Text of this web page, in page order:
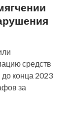
средств
до конца 2023
за